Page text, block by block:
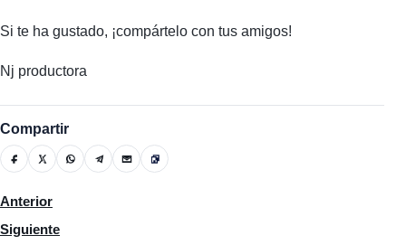
Si te ha gustado, ¡compártelo con tus amigos!
Nj productora
Compartir
Artículo anterior: Paliza asegura que el Gobierno protegerá la
Anterior
Artículo siguiente: Colegio Médico Dominicano contrario al
Siguiente